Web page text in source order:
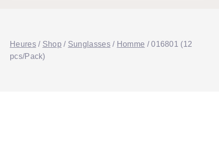
Heures / Shop / Sunglasses / Homme / 016801 (12
pcs/Pack)